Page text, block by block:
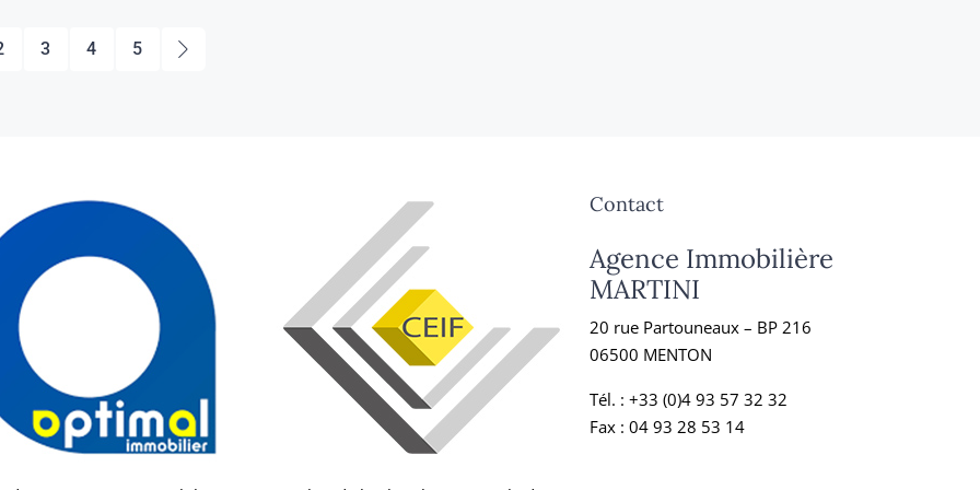
3 4 5
Contact
Agence Immobilière
MARTINI
20 rue Partouneaux – BP 216
06500 MENTON
Tél. : +33 (0)4 93 57 32 32
Fax : 04 93 28 53 14